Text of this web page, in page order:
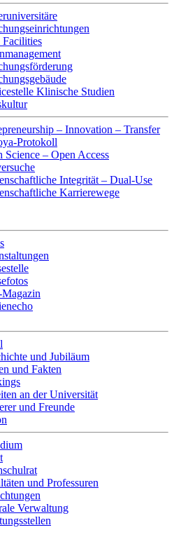
Facilities
Klinische Studien
– Innovation – Transfer
Protokoll
Science – Open Access
Integrität – Dual-Use
Karrierewege
und Jubiläum
und Fakten
an der Universität
und Freunde
und Professuren
Verwaltung